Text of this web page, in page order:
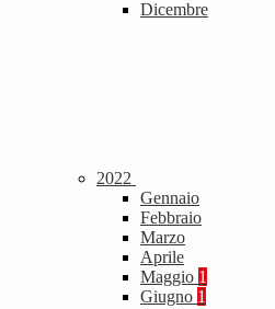
Dicembre
2022
Gennaio
Febbraio
Marzo
Aprile
Maggio 1
Giugno 1